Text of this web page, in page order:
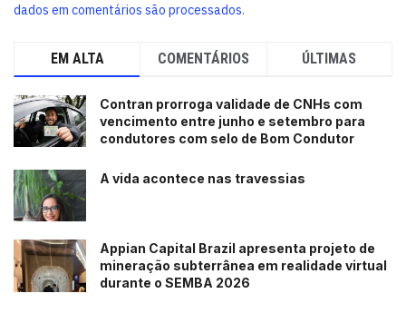
dados em comentários são processados.
EM ALTA COMENTÁRIOS ÚLTIMAS
Contran prorroga validade de CNHs com
vencimento entre junho e setembro para
condutores com selo de Bom Condutor
A vida acontece nas travessias
Appian Capital Brazil apresenta projeto de
mineração subterrânea em realidade virtual
durante o SEMBA 2026